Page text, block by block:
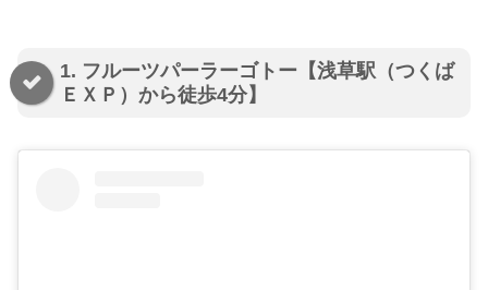
1. フルーツパーラーゴトー【浅草駅（つくば
ＥＸＰ）から徒歩4分】